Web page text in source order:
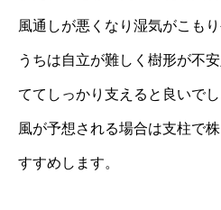
風通しが悪くなり湿気がこも
うちは自立が難しく樹形が不
ててしっかり支えると良いで
風が予想される場合は支柱で
すすめします。